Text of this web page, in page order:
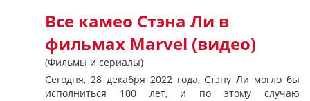
Все камео Стэна Ли в
фильмах Marvel (видео)
(Фильмы и сериалы)
Сегодня, 28 декабря 2022 года, Стэну Ли могло бы
исполниться 100 лет, и по этому случаю